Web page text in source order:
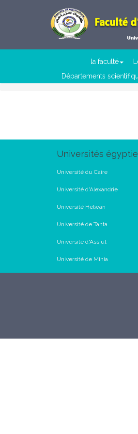
la faculté
Départements
Universités
Université du Caire
Université d'Alexandrie
Université Helwan
Université de Tanta
Université d'Assiut
Université de Minia